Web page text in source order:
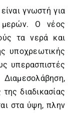
γνωστή για
μερών. Ο νέος
τα νερά και
υποχρεωτικής
υπερασπιστές
της διαδικασίας
στα ύψη, πλην